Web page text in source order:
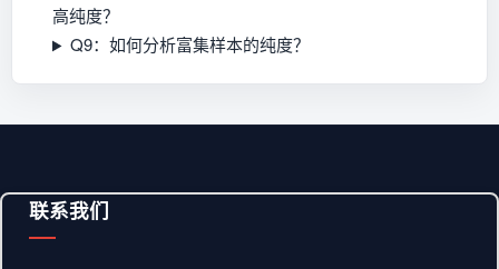
高纯度？
Q9：如何分析富集样本的纯度？
联系我们